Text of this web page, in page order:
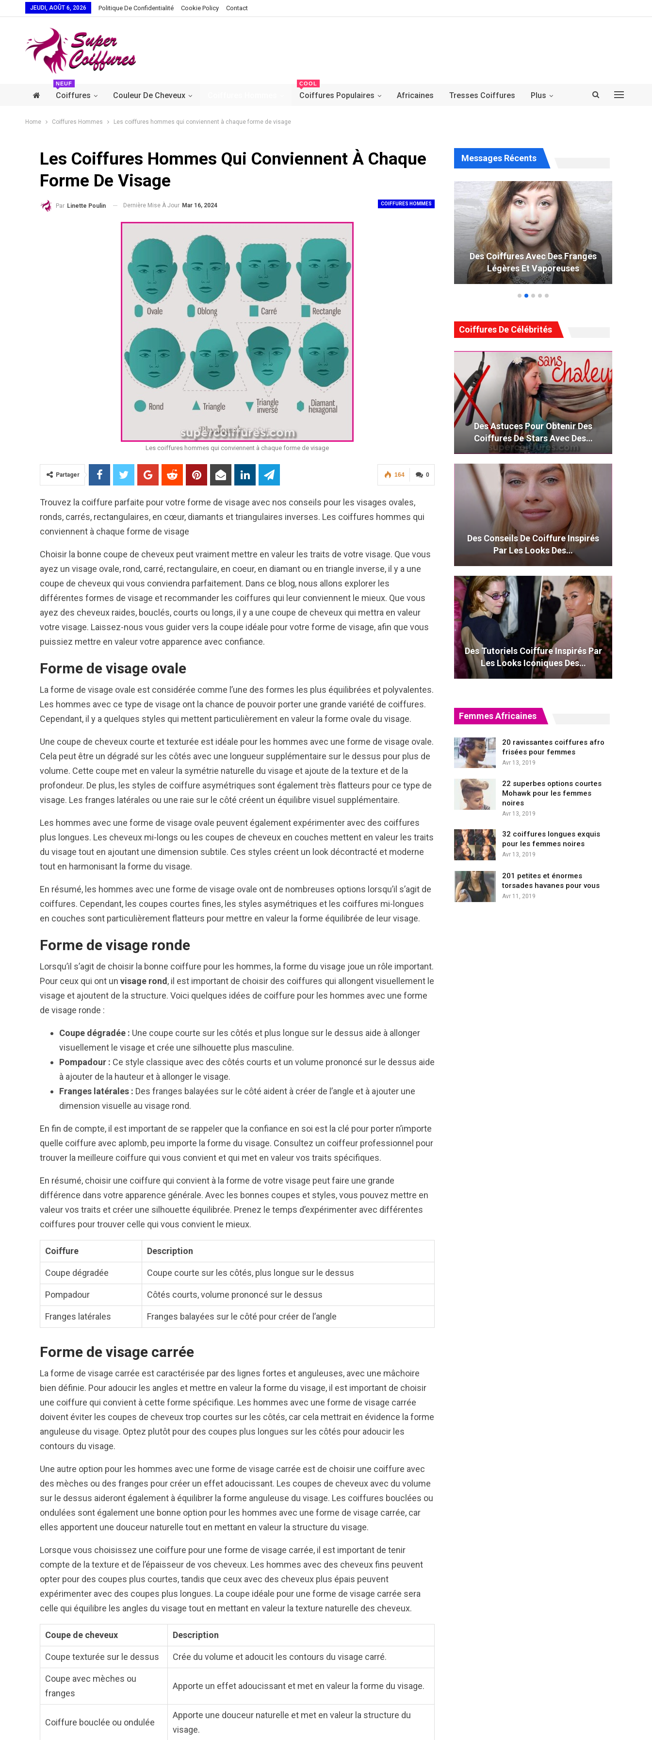
JEUDI, AOÛT 6, 2026 Politique De Confidentialité Cookie Policy Contact
Coiffures
NEUF
Couleur De Cheveux Coiffures Populaires
COOL
Africaines Tresses Coiffures Plus
Home Coiffures Hommes Les coiffures hommes qui conviennent à chaque forme de visage
Les Coiffures Hommes Qui Conviennent À Chaque
Forme De Visage
COIFFURES HOMMES
Par Linette Poulin Dernière Mise À Jour Mar 16, 2024
Les coiffures hommes qui conviennent à chaque forme de visage
0
164
Partager
Trouvez la coiffure parfaite pour votre forme de visage avec nos conseils pour les visages ovales,
ronds, carrés, rectangulaires, en cœur, diamants et triangulaires inverses. Les coiffures hommes qui
conviennent à chaque forme de visage
Choisir la bonne coupe de cheveux peut vraiment mettre en valeur les traits de votre visage. Que vous
ayez un visage ovale, rond, carré, rectangulaire, en coeur, en diamant ou en triangle inverse, il y a une
coupe de cheveux qui vous conviendra parfaitement. Dans ce blog, nous allons explorer les
différentes formes de visage et recommander les coiffures qui leur conviennent le mieux. Que vous
ayez des cheveux raides, bouclés, courts ou longs, il y a une coupe de cheveux qui mettra en valeur
votre visage. Laissez-nous vous guider vers la coupe idéale pour votre forme de visage, afin que vous
puissiez mettre en valeur votre apparence avec confiance.
Forme de visage ovale
La forme de visage ovale est considérée comme l’une des formes les plus équilibrées et polyvalentes.
Les hommes avec ce type de visage ont la chance de pouvoir porter une grande variété de coiffures.
Cependant, il y a quelques styles qui mettent particulièrement en valeur la forme ovale du visage.
Une coupe de cheveux courte et texturée est idéale pour les hommes avec une forme de visage ovale.
Cela peut être un dégradé sur les côtés avec une longueur supplémentaire sur le dessus pour plus de
volume. Cette coupe met en valeur la symétrie naturelle du visage et ajoute de la texture et de la
profondeur. De plus, les styles de coiffure asymétriques sont également très flatteurs pour ce type de
visage. Les franges latérales ou une raie sur le côté créent un équilibre visuel supplémentaire.
Les hommes avec une forme de visage ovale peuvent également expérimenter avec des coiffures
plus longues. Les cheveux mi-longs ou les coupes de cheveux en couches mettent en valeur les traits
du visage tout en ajoutant une dimension subtile. Ces styles créent un look décontracté et moderne
tout en harmonisant la forme du visage.
En résumé, les hommes avec une forme de visage ovale ont de nombreuses options lorsqu’il s’agit de
coiffures. Cependant, les coupes courtes fines, les styles asymétriques et les coiffures mi-longues
en couches sont particulièrement flatteurs pour mettre en valeur la forme équilibrée de leur visage.
Forme de visage ronde
Lorsqu’il s’agit de choisir la bonne coiffure pour les hommes, la forme du visage joue un rôle important.
Pour ceux qui ont un visage rond, il est important de choisir des coiffures qui allongent visuellement le
visage et ajoutent de la structure. Voici quelques idées de coiffure pour les hommes avec une forme
de visage ronde :
Coupe dégradée : Une coupe courte sur les côtés et plus longue sur le dessus aide à allonger
visuellement le visage et crée une silhouette plus masculine.
Pompadour : Ce style classique avec des côtés courts et un volume prononcé sur le dessus aide
à ajouter de la hauteur et à allonger le visage.
Franges latérales : Des franges balayées sur le côté aident à créer de l’angle et à ajouter une
dimension visuelle au visage rond.
En fin de compte, il est important de se rappeler que la confiance en soi est la clé pour porter n’importe
quelle coiffure avec aplomb, peu importe la forme du visage. Consultez un coiffeur professionnel pour
trouver la meilleure coiffure qui vous convient et qui met en valeur vos traits spécifiques.
En résumé, choisir une coiffure qui convient à la forme de votre visage peut faire une grande
différence dans votre apparence générale. Avec les bonnes coupes et styles, vous pouvez mettre en
valeur vos traits et créer une silhouette équilibrée. Prenez le temps d’expérimenter avec différentes
coiffures pour trouver celle qui vous convient le mieux.
Coiffure Description
Coupe dégradée Coupe courte sur les côtés, plus longue sur le dessus
Pompadour Côtés courts, volume prononcé sur le dessus
Franges latérales Franges balayées sur le côté pour créer de l’angle
Forme de visage carrée
La forme de visage carrée est caractérisée par des lignes fortes et anguleuses, avec une mâchoire
bien définie. Pour adoucir les angles et mettre en valeur la forme du visage, il est important de choisir
une coiffure qui convient à cette forme spécifique. Les hommes avec une forme de visage carrée
doivent éviter les coupes de cheveux trop courtes sur les côtés, car cela mettrait en évidence la forme
anguleuse du visage. Optez plutôt pour des coupes plus longues sur les côtés pour adoucir les
contours du visage.
Une autre option pour les hommes avec une forme de visage carrée est de choisir une coiffure avec
des mèches ou des franges pour créer un effet adoucissant. Les coupes de cheveux avec du volume
sur le dessus aideront également à équilibrer la forme anguleuse du visage. Les coiffures bouclées ou
ondulées sont également une bonne option pour les hommes avec une forme de visage carrée, car
elles apportent une douceur naturelle tout en mettant en valeur la structure du visage.
Lorsque vous choisissez une coiffure pour une forme de visage carrée, il est important de tenir
compte de la texture et de l’épaisseur de vos cheveux. Les hommes avec des cheveux fins peuvent
opter pour des coupes plus courtes, tandis que ceux avec des cheveux plus épais peuvent
expérimenter avec des coupes plus longues. La coupe idéale pour une forme de visage carrée sera
celle qui équilibre les angles du visage tout en mettant en valeur la texture naturelle des cheveux.
Coupe de cheveux Description
Coupe texturée sur le dessus Crée du volume et adoucit les contours du visage carré.
Coupe avec mèches ou
franges
Apporte un effet adoucissant et met en valeur la forme du visage.
Coiffure bouclée ou ondulée
Apporte une douceur naturelle et met en valeur la structure du
visage.
Messages Récents
40 Idées De Cheveux Bleu Ombre
66 Pixie Cuts Pour Cheveux Épais /
Minces
Des Coiffures Avec Des Franges
Légères Et Vaporeuses
Coiffures De Célébrités
Des Astuces Pour Obtenir Des
Coiffures De Stars Avec Des…
Des Conseils De Coiffure Inspirés
Par Les Looks Des…
Des Tutoriels Coiffure Inspirés Par
Les Looks Iconiques Des…
Femmes Africaines
20 ravissantes coiffures afro
frisées pour femmes
Avr 13, 2019
22 superbes options courtes
Mohawk pour les femmes
noires
Avr 13, 2019
32 coiffures longues exquis
pour les femmes noires
Avr 13, 2019
201 petites et énormes
torsades havanes pour vous
Avr 11, 2019